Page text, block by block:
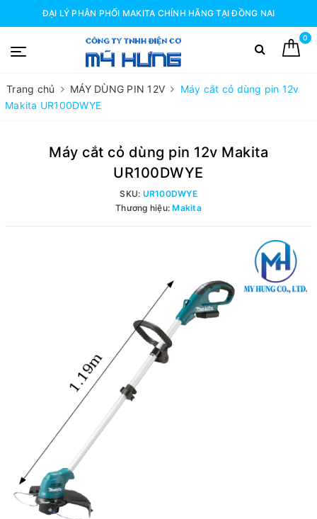
ĐẠI LÝ PHÂN PHỐI MAKITA CHÍNH HÃNG TẠI ĐỒNG NAI
0
Trang chủ MÁY DÙNG PIN 12V
Máy cắt cỏ dùng pin 12v
Makita UR100DWYE
Máy cắt cỏ dùng pin 12v Makita
UR100DWYE
SKU: UR100DWYE
Thương hiệu:Makita